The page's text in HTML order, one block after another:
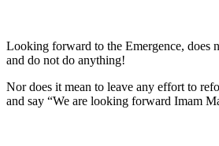
Looking forward to the Emergence, does
and do not do anything!
Nor does it mean to leave any effort to
and say “We are looking forward Imam